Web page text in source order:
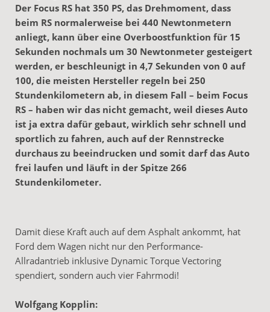
Der Focus RS hat 350 PS, das Drehmoment, dass
beim RS normalerweise bei 440 Newtonmetern
anliegt, kann über eine Overboostfunktion für 15
Sekunden nochmals um 30 Newtonmeter gesteigert
werden, er beschleunigt in 4,7 Sekunden von 0 auf
100, die meisten Hersteller regeln bei 250
Stundenkilometern ab, in diesem Fall – beim Focus
RS – haben wir das nicht gemacht, weil dieses Auto
ist ja extra dafür gebaut, wirklich sehr schnell und
sportlich zu fahren, auch auf der Rennstrecke
durchaus zu beeindrucken und somit darf das Auto
frei laufen und läuft in der Spitze 266
Stundenkilometer.
Damit diese Kraft auch auf dem Asphalt ankommt, hat
Ford dem Wagen nicht nur den Performance-
Allradantrieb inklusive Dynamic Torque Vectoring
spendiert, sondern auch vier Fahrmodi!
Wolfgang Kopplin: